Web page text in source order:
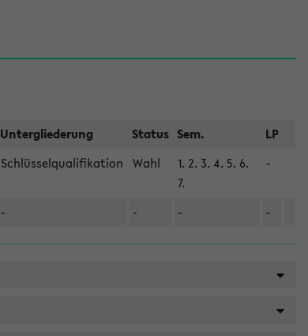
Untergliederung Status Sem.
LP
Schlüsselqualifikation Wahl
1. 2. 3. 4. 5. 6.
7.
-
- - - -